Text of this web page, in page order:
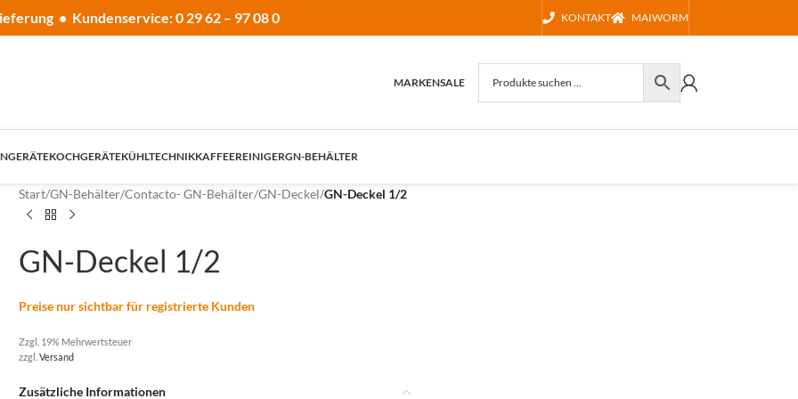
• Kundenservice: 0 29 62 – 97 08 0 KONTAKT MAIWORM
MARKENSALE
KOCHGERÄTEKÜHLTECHNIKKAFFEEREINIGERGN-BEHÄLTER
Start/GN-Behälter/Contacto- GN-Behälter/GN-Deckel/GN-Deckel 1/2
GN-Deckel 1/2
Preise nur sichtbar für registrierte Kunden
Zzgl. 19% Mehrwertsteuer
zzgl.Versand
Zusätzliche Informationen